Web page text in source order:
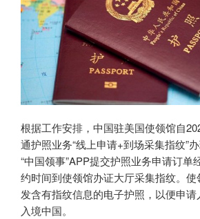
性
调
减
证
费
到
2025
年
年
根据工作安排，中国驻美国使领馆自
通护照业务“线上申请+到场采集指纹”
“中国领事”APP提交护照业务申请订单
约时间到使领馆办证大厅采集指纹。
发含有指纹信息的电子护照，以便申
入境中国。